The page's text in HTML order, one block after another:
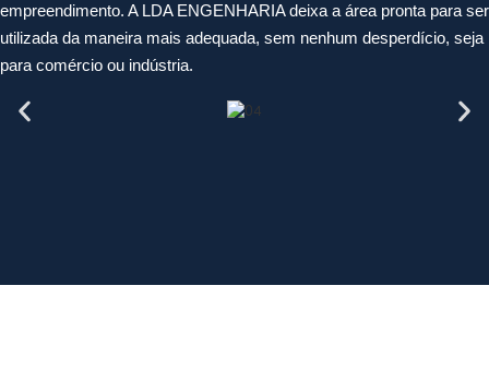
empreendimento. A LDA ENGENHARIA deixa a área pronta para ser
utilizada da maneira mais adequada, sem nenhum desperdício, seja
para comércio ou indústria.